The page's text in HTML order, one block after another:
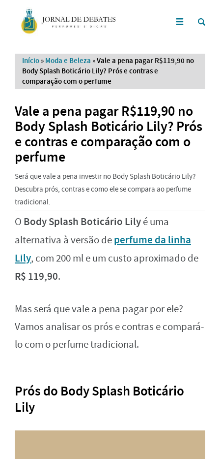
Início » Moda e Beleza »Vale a pena pagar R$119,90 no
Body Splash Boticário Lily? Prós e contras e
comparação com o perfume
Vale a pena pagar R$119,90 no
Body Splash Boticário Lily? Prós
e contras e comparação com o
perfume
Será que vale a pena investir no Body Splash Boticário Lily?
Descubra prós, contras e como ele se compara ao perfume
tradicional.
O Body Splash Boticário Lilyé uma
alternativa à versão deperfume da linha
Lily, com 200 ml e um custo aproximado de
R$ 119,90.
Mas será que vale a pena pagar por ele?
Vamos analisar os prós e contras e compará-
lo com o perfume tradicional.
Prós do Body Splash Boticário
Lily